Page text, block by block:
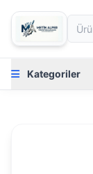
Kategoriler